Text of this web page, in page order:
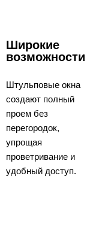
Широкие
возможности
Штульповые окна
создают полный
проем без
перегородок,
упрощая
проветривание и
удобный доступ.